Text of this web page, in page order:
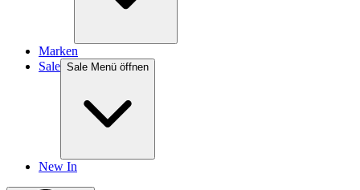
Marken
Sale Sale Menü öffnen
New In